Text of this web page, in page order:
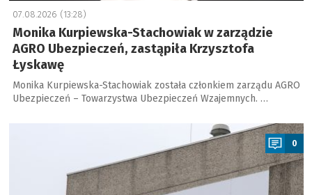
07.08.2026 (13:28)
Monika Kurpiewska-Stachowiak w zarządzie
AGRO Ubezpieczeń, zastąpiła Krzysztofa
Łyskawę
Monika Kurpiewska-Stachowiak została członkiem zarządu AGRO
Ubezpieczeń – Towarzystwa Ubezpieczeń Wzajemnych. …
0